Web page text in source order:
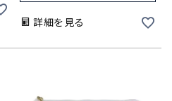
詳細を見る